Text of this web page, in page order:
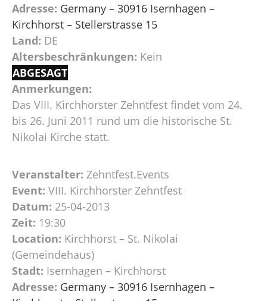
Adresse: Germany – 30916 Isernhagen –
Kirchhorst – Stellerstrasse 15
Land: DE
Altersbeschränkungen: Kein
ABGESAGT
Anmerkungen:
Das VIII. Kirchhorster Zehntfest findet vom 24.
bis 26. Juni 2011 rund um die historische St.
Nikolai Kirche statt.
Veranstalter: Zehntfest.Events
Event: VIII. Kirchhorster Zehntfest
Datum: 25-04-2013
Zeit: 19:30
Location: Kirchhorst – St. Nikolai
(Gemeindehaus)
Stadt: Isernhagen – Kirchhorst
Adresse: Germany – 30916 Isernhagen –